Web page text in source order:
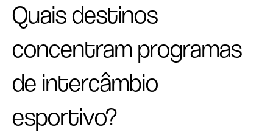
Quais destinos
concentram programas
de intercâmbio
esportivo?